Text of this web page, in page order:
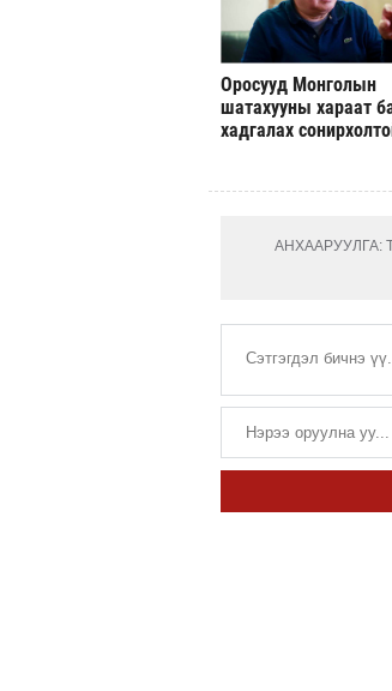
Оросууд Монголын
шатахууны хараат
хадгалах
АНХААРУУЛГА: Та